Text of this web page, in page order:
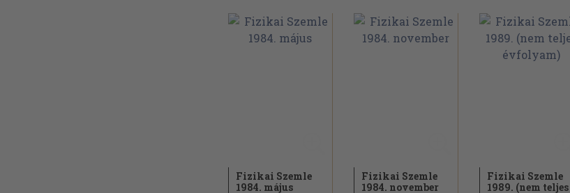
Fizikai Szemle
1984. május
Fizikai Szemle
1984. november
Fizikai Szemle
1989. (nem teljes